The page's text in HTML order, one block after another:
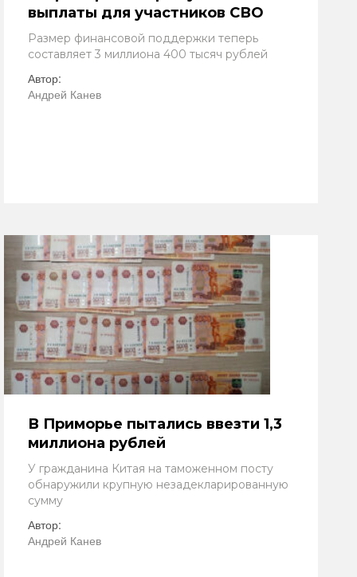
выплаты для участников СВО
Размер финансовой поддержки теперь
составляет 3 миллиона 400 тысяч рублей
Автор:
Андрей Канев
В Приморье пытались ввезти 1,3
миллиона рублей
У гражданина Китая на таможенном посту
обнаружили крупную незадекларированную
сумму
Автор:
Андрей Канев